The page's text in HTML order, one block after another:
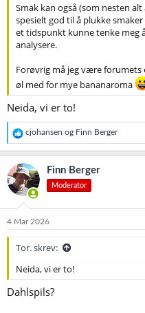
Smak kan også (som nesten
spesielt god til å plukke
et tidspunkt kunne tenke meg
analysere.
Forøvrig må jeg være
øl med for mye bananaroma
Neida, vi er to!
R
e
a
k
s
j
o
e
cjohansen og Finn Berger
Finn Berger
Moderator
4 Mar 2026
Tor. skrev:
Neida, vi er to!
Dahlspils?